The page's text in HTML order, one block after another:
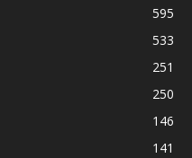
595
533
251
250
146
141